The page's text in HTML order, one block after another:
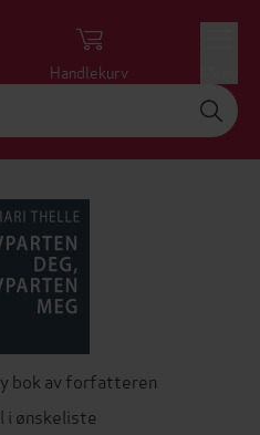
Handlekurv
bok av forfatteren
i ønskeliste